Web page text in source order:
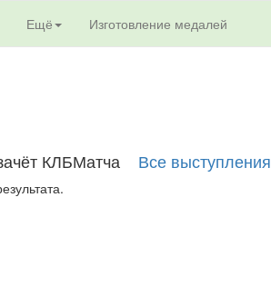
Ещё Изготовление медалей
КЛБМатча Все выступления